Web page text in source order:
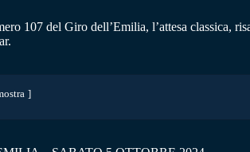
107 del Giro dell’Emilia, l’attesa classica,